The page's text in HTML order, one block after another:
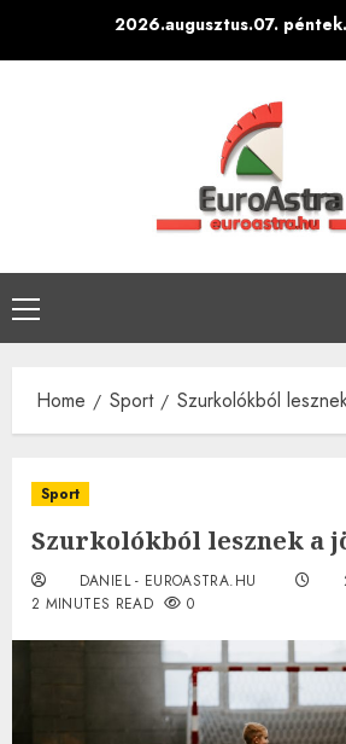
2026.augusztus.07. péntek.
Primary
Menu
Home Sport Szurkolókból
Sport
Szurkolókból lesznek a
DANIEL - EUROASTRA.HU
2 MINUTES READ
0